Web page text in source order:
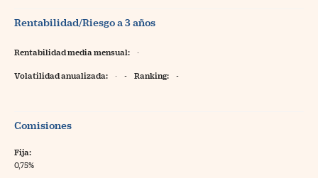
Rentabilidad/Riesgo a 3 años
Rentabilidad media mensual: ·
Volatilidad anualizada: · - Ranking: -
Comisiones
Fija:
0,75%